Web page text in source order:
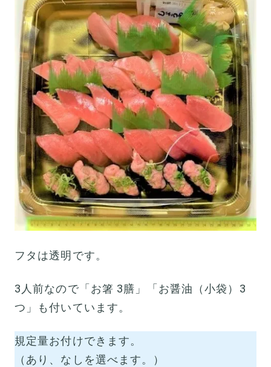
フタは透明です。
3人前なので「お箸 3膳」「お醤油（小袋）3
つ」も付いています。
規定量お付けできます。
（あり、なしを選べます。）